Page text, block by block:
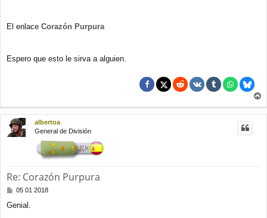
El enlace Corazón Purpura
Espero que esto le sirva a alguien.
r
r
albertoa
General de División
Re: Corazón Purpura
M
n
05 01 2018
Genial.